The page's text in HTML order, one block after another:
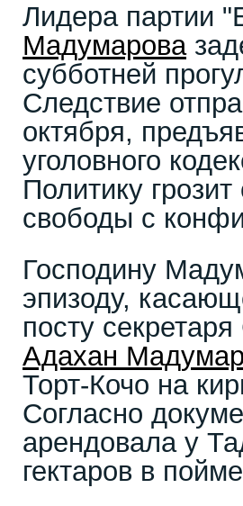
Лидера партии
Мадумарова
субботней
Следствие
октября,
уголовного
Политику
свободы с
Господину
эпизоду,
посту
Адахан
Торт-Кочо на
Согласно
арендовала у
гектаров в